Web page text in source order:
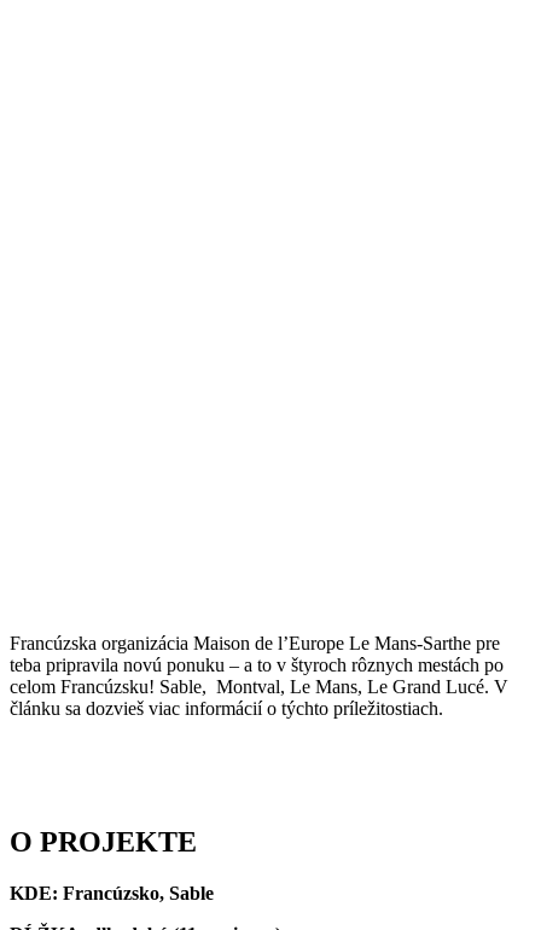
Francúzska organizácia Maison de l’Europe Le Mans-Sarthe pre
teba pripravila novú ponuku – a to v štyroch rôznych mestách po
celom Francúzsku! Sable, Montval, Le Mans, Le Grand Lucé. V
článku sa dozvieš viac informácií o týchto príležitostiach.
O PROJEKTE
KDE: Francúzsko, Sable